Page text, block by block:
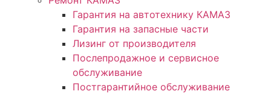
Гарантия на автотехнику КАМАЗ
Гарантия на запасные части
Лизинг от производителя
Послепродажное и сервисное
обслуживание
Постгарантийное обслуживание